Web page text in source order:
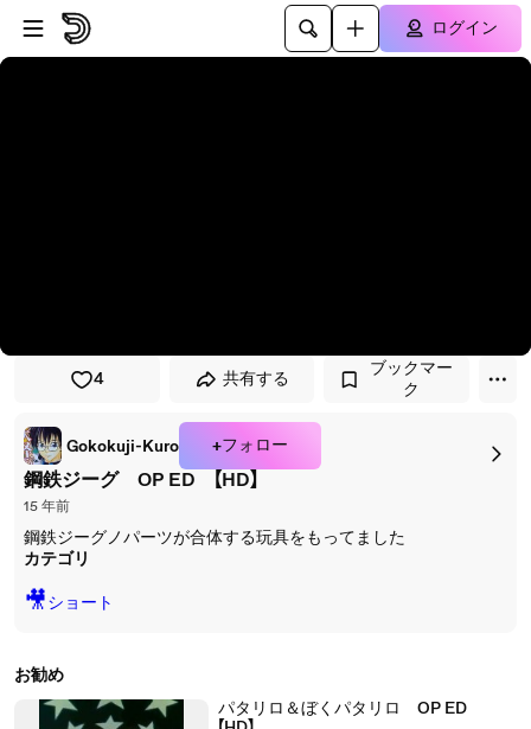
プレイヤーにスキップ
メインコンテンツにスキップ
ログイン
4 共有する
ブックマー
ク
Gokokuji-Kuro +フォロー
鋼鉄ジーグ OP ED 【HD】
15 年前
鋼鉄ジーグノパーツが合体する玩具をもってました
カテゴリ
🎥ショート
お勧め
パタリロ＆ぼくパタリロ OP ED